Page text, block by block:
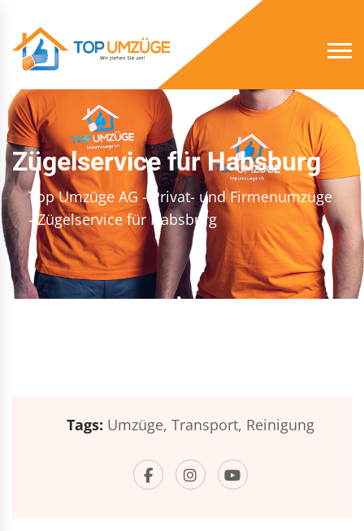
Zügelservice für Habsburg
Top Umzüge AG - Privat- und Firmenumzüge
- Zügelservice für Habsburg
Tags: Umzüge, Transport, Reinigung